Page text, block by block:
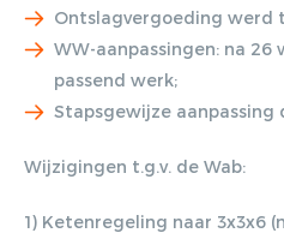
Ontslagvergoeding werd
WW-aanpassingen: na 26
passend werk;
Stapsgewijze aanpassing
Wijzigingen t.g.v. de Wab:
1) Ketenregeling naar 3x3x6
Lorem ipsum dolor
vestibulum massa.
suscip.